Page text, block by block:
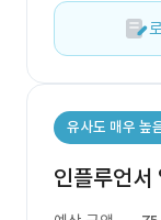
유사도 매우 높
인플루언서